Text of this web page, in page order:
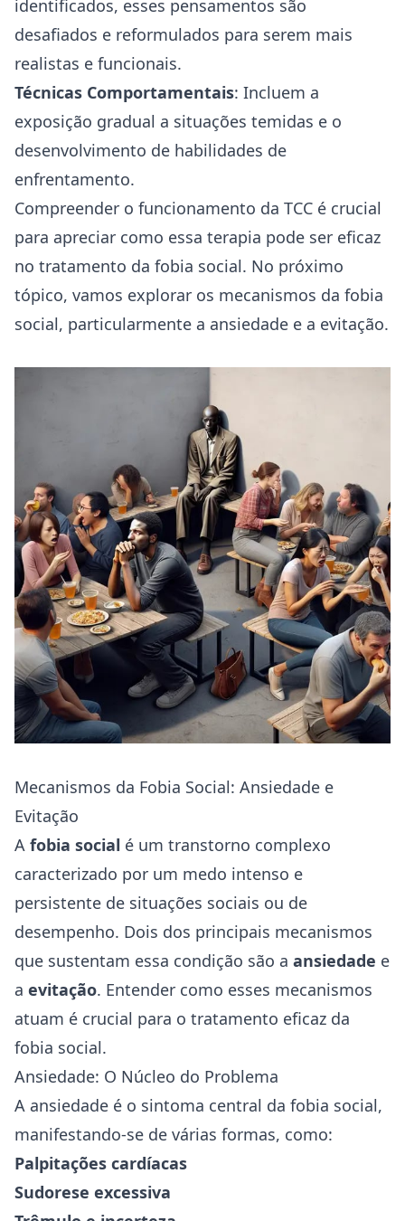
identificados, esses pensamentos são
desafiados e reformulados para serem mais
realistas e funcionais.
Técnicas Comportamentais: Incluem a
exposição gradual a situações temidas e o
desenvolvimento de habilidades de
enfrentamento.
Compreender o funcionamento da TCC é crucial
para apreciar como essa terapia pode ser eficaz
no tratamento da fobia social. No próximo
tópico, vamos explorar os mecanismos da fobia
social, particularmente a ansiedade e a evitação.
Mecanismos da Fobia Social: Ansiedade e
Evitação
A fobia social é um transtorno complexo
caracterizado por um medo intenso e
persistente de situações sociais ou de
desempenho. Dois dos principais mecanismos
que sustentam essa condição são a ansiedade e
a evitação. Entender como esses mecanismos
atuam é crucial para o tratamento eficaz da
fobia social.
Ansiedade: O Núcleo do Problema
A ansiedade é o sintoma central da fobia social,
manifestando-se de várias formas, como:
Palpitações cardíacas
Sudorese excessiva